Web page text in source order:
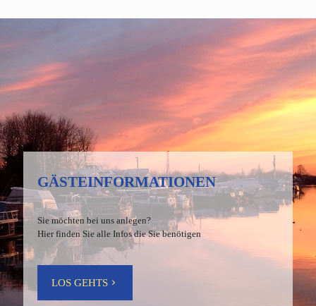
GÄSTEINFORMATIONEN
Sie möchten bei uns anlegen?
Hier finden Sie alle Infos die Sie benötigen
LOS GEHTS